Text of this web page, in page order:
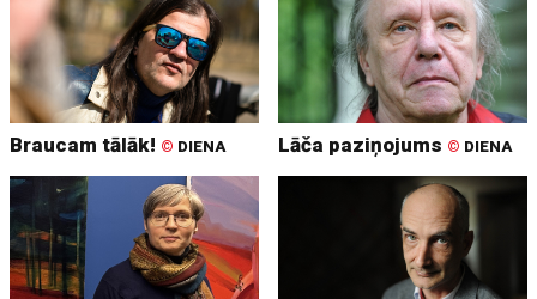
Braucam tālāk! © DIENA Lāča paziņojums © DIENA